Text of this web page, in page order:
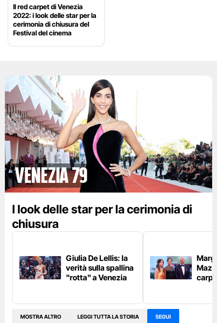
Il red carpet di Venezia
2022: i look delle star per la
cerimonia di chiusura del
Festival del cinema
Venezia 79
I look delle star per la cerimonia di
chiusura
Giulia De Lellis: la
verità sulla spallina
"rotta" a Venezia
MOSTRA ALTRO LEGGI TUTTA LA STORIA SEGUI